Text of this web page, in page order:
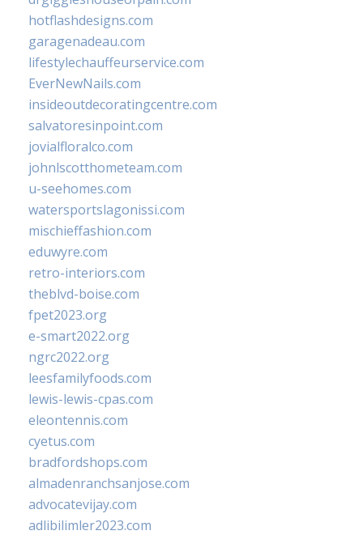
hotflashdesigns.com
garagenadeau.com
lifestylechauffeurservice.com
EverNewNails.com
insideoutdecoratingcentre.com
salvatoresinpoint.com
jovialfloralco.com
johnlscotthometeam.com
u-seehomes.com
watersportslagonissi.com
mischieffashion.com
eduwyre.com
retro-interiors.com
theblvd-boise.com
fpet2023.org
e-smart2022.org
ngrc2022.org
leesfamilyfoods.com
lewis-lewis-cpas.com
eleontennis.com
cyetus.com
bradfordshops.com
almadenranchsanjose.com
advocatevijay.com
adlibilimler2023.com